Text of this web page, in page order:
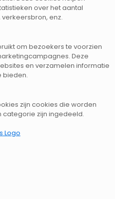
over het aantal
enz.
om bezoekers te voorzien
Deze
en verzamelen informatie
bieden.
zijn cookies die worden
categorie zijn ingedeeld.